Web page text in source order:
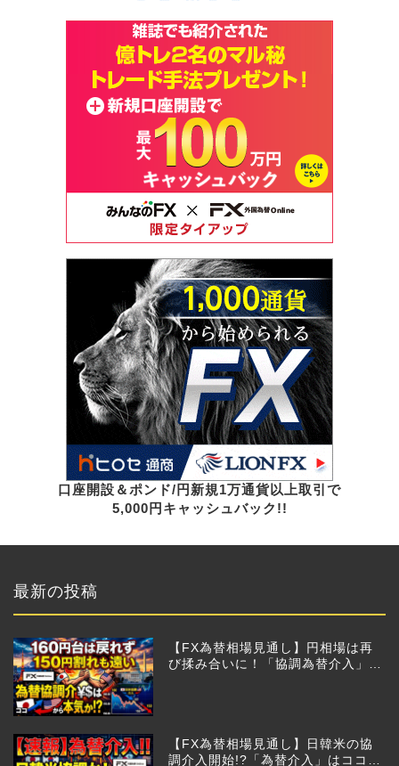
口座開設＆ポンド/円新規1万通貨以上取引で
5,000円キャッシュバック!!
最新の投稿
【FX為替相場見通し】円相場は再
び揉み合いに！「協調為替介入」再
【FX為替相場見通し】日韓米の協
調介入開始!?「為替介入」はココか